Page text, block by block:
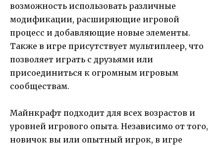
возможность использовать различные
модификации, расширяющие игровой
процесс и добавляющие новые элементы.
Также в игре присутствует мультиплеер, что
позволяет играть с друзьями или
присоединиться к огромным игровым
сообществам.
Майнкрафт подходит для всех возрастов и
уровней игрового опыта. Независимо от того,
новичок вы или опытный игрок, в игре